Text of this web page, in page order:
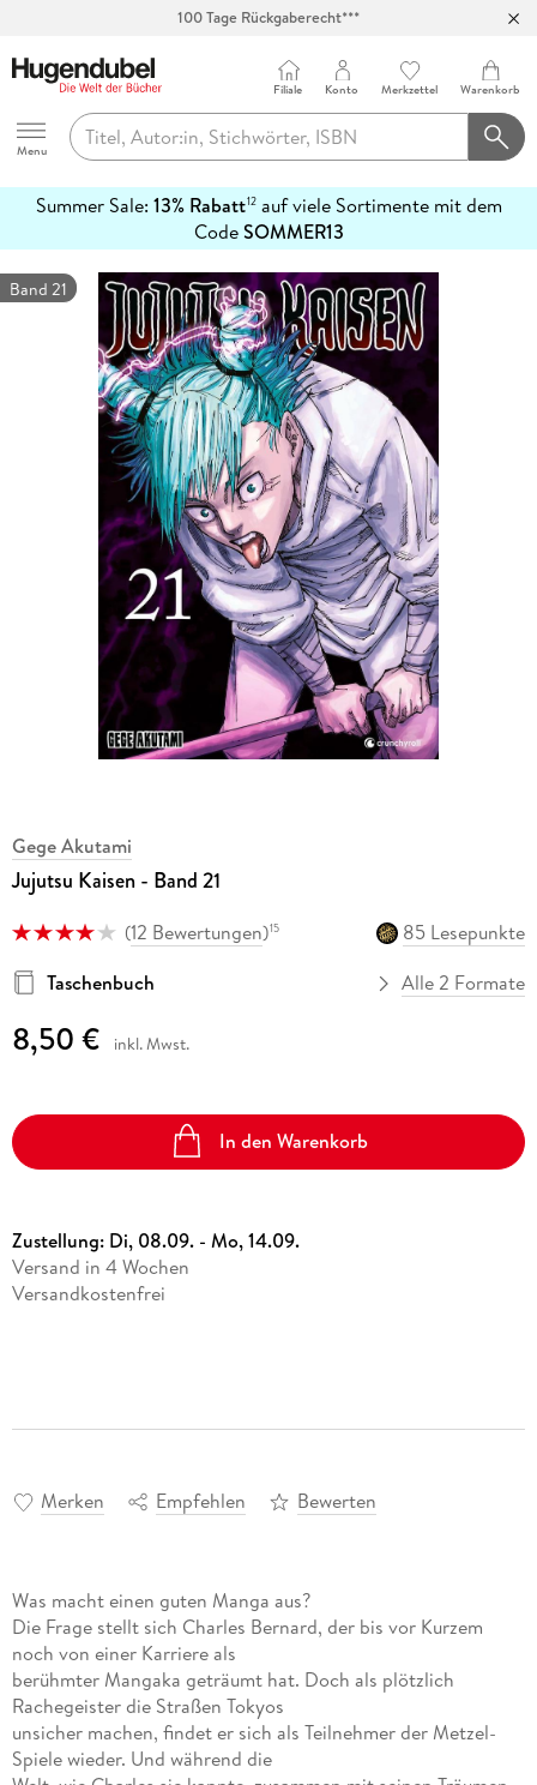
100 Tage Rückgaberecht***
Hugendubel
Menu
Filiale Konto Merkzettel Warenkorb
Summer Sale: 13% Rabatt12auf viele Sortimente mit dem
CodeSOMMER13
erfahren
Band 21
Gege Akutami
Jujutsu Kaisen - Band 21
(12 Bewertungen)15
85 Lesepunkte
Taschenbuch
Alle 2 Formate
8,50 € inkl. Mwst.
In den Warenkorb
Zustellung: Di, 08.09. - Mo, 14.09.
Versand in 4 Wochen
Versandkostenfrei
Merken Empfehlen Bewerten
Was macht einen guten Manga aus?
Die Frage stellt sich Charles Bernard, der bis vor Kurzem
noch von einer Karriere als
berühmter Mangaka geträumt hat. Doch als plötzlich
Rachegeister die Straßen Tokyos
unsicher machen, findet er sich als Teilnehmer der Metzel-
Spiele wieder. Und während die